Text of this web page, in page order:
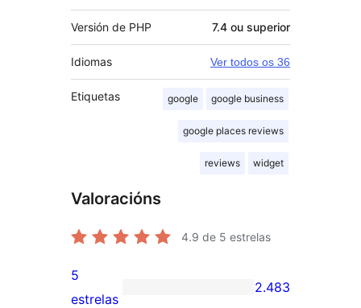
Versión de PHP 7.4 ou superior
Idiomas Ver todos os 36
Etiquetas google google business
google places reviews
reviews widget
Valoracións
4.9 de 5 estrelas
2.483
5
estrelas
2.483